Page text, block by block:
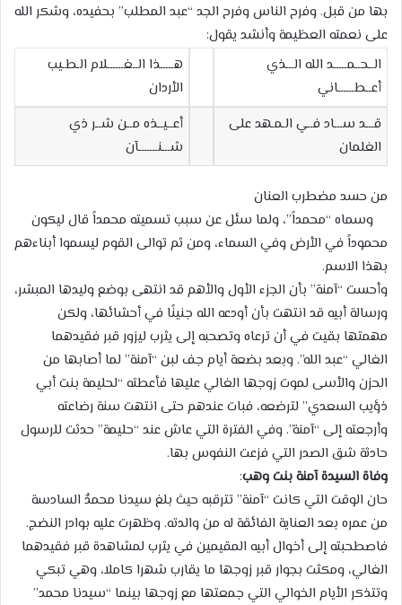
بها من قبل. وفرح الناس وفرح الجد “عبد المطلب” بحفيده، وشكر الله
على نعمته العظيمة وأنشد يقول:
الــحــمـــــد الله الـــذي
أعــطــــــاني
هـــــذا الــغــــــلام الـطـيب
الأردان
قـــد ســـاد فــي الـمـهد على
الغلمان
أعــيــذه مــن شــر ذي
شـــنـــــــآن
من حسد مضطرب العنان
وسماه “محمداً”، ولما سئل عن سبب تسميته محمداً قال ليكون
محموداً في الأرض وفي السماء، ومن ثم توالى القوم ليسموا أبناءهم
بهذا الاسم.
وأحست “آمنة” بأن الجزء الأول والأهم قد انتهى بوضع وليدها المبشر،
ورسالة أبيه قد انتهت بأن أودعه الله جنينًا في أحشائها، ولكن
مهمتها بقيت في أن ترعاه وتصحبه إلى يثرب ليزور قبر فقيدهما
الغالي “عبد الله”. وبعد بضعة أيام جف لبن “آمنة” لما أصابها من
الحزن والأسى لموت زوجها الغالي عليها فأعطته “لحليمة بنت أبي
ذؤيب السعدي” لترضعه، فبات عندهم حتى انتهت سنة رضاعته
وأرجعته إلى “آمنة”. وفي الفترة التي عاش عند “حليمة” حدثت للرسول
حادثة شق الصدر التي فزعت النفوس بها.
وفاة السيدة آمنة بنت وهب:
حان الوقت التي كانت “آمنة” تترقبه حيث بلغ سيدنا محمدٌ السادسة
من عمره بعد العناية الفائقة له من والدته. وظهرت عليه بوادر النضج.
فاصطحبته إلى أخوال أبيه المقيمين في يثرب لمشاهدة قبر فقيدهما
الغالي، ومكثت بجوار قبر زوجها ما يقارب شهرا كاملا، وهي تبكي
وتتذكر الأيام الخوالي التي جمعتها مع زوجها بينما “سيدنا محمد”